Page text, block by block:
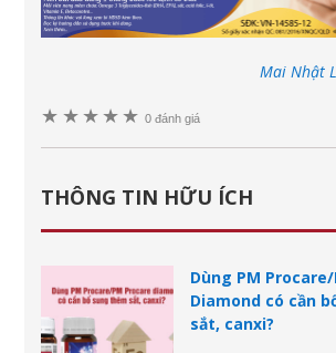
Mai Nhật
★ ★★★★ 0 đánh giá
THÔNG TIN HỮU ÍCH
Dùng PM
Diamond có cần
sắt, canxi?